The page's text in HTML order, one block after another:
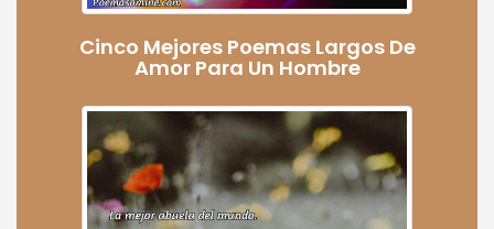
Cinco Mejores Poemas Largos De
Amor Para Un Hombre